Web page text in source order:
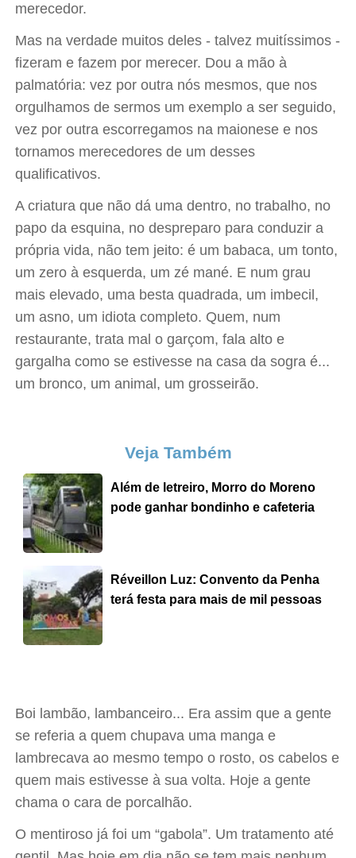
merecedor.
Mas na verdade muitos deles - talvez muitíssimos -
fizeram e fazem por merecer. Dou a mão à
palmatória: vez por outra nós mesmos, que nos
orgulhamos de sermos um exemplo a ser seguido,
vez por outra escorregamos na maionese e nos
tornamos merecedores de um desses
qualificativos.
A criatura que não dá uma dentro, no trabalho, no
papo da esquina, no despreparo para conduzir a
própria vida, não tem jeito: é um babaca, um tonto,
um zero à esquerda, um zé mané. E num grau
mais elevado, uma besta quadrada, um imbecil,
um asno, um idiota completo. Quem, num
restaurante, trata mal o garçom, fala alto e
gargalha como se estivesse na casa da sogra é...
um bronco, um animal, um grosseirão.
Veja Também
Além de letreiro, Morro do Moreno
pode ganhar bondinho e cafeteria
Réveillon Luz: Convento da Penha
terá festa para mais de mil pessoas
Boi lambão, lambanceiro... Era assim que a gente
se referia a quem chupava uma manga e
lambrecava ao mesmo tempo o rosto, os cabelos e
quem mais estivesse à sua volta. Hoje a gente
chama o cara de porcalhão.
O mentiroso já foi um “gabola”. Um tratamento até